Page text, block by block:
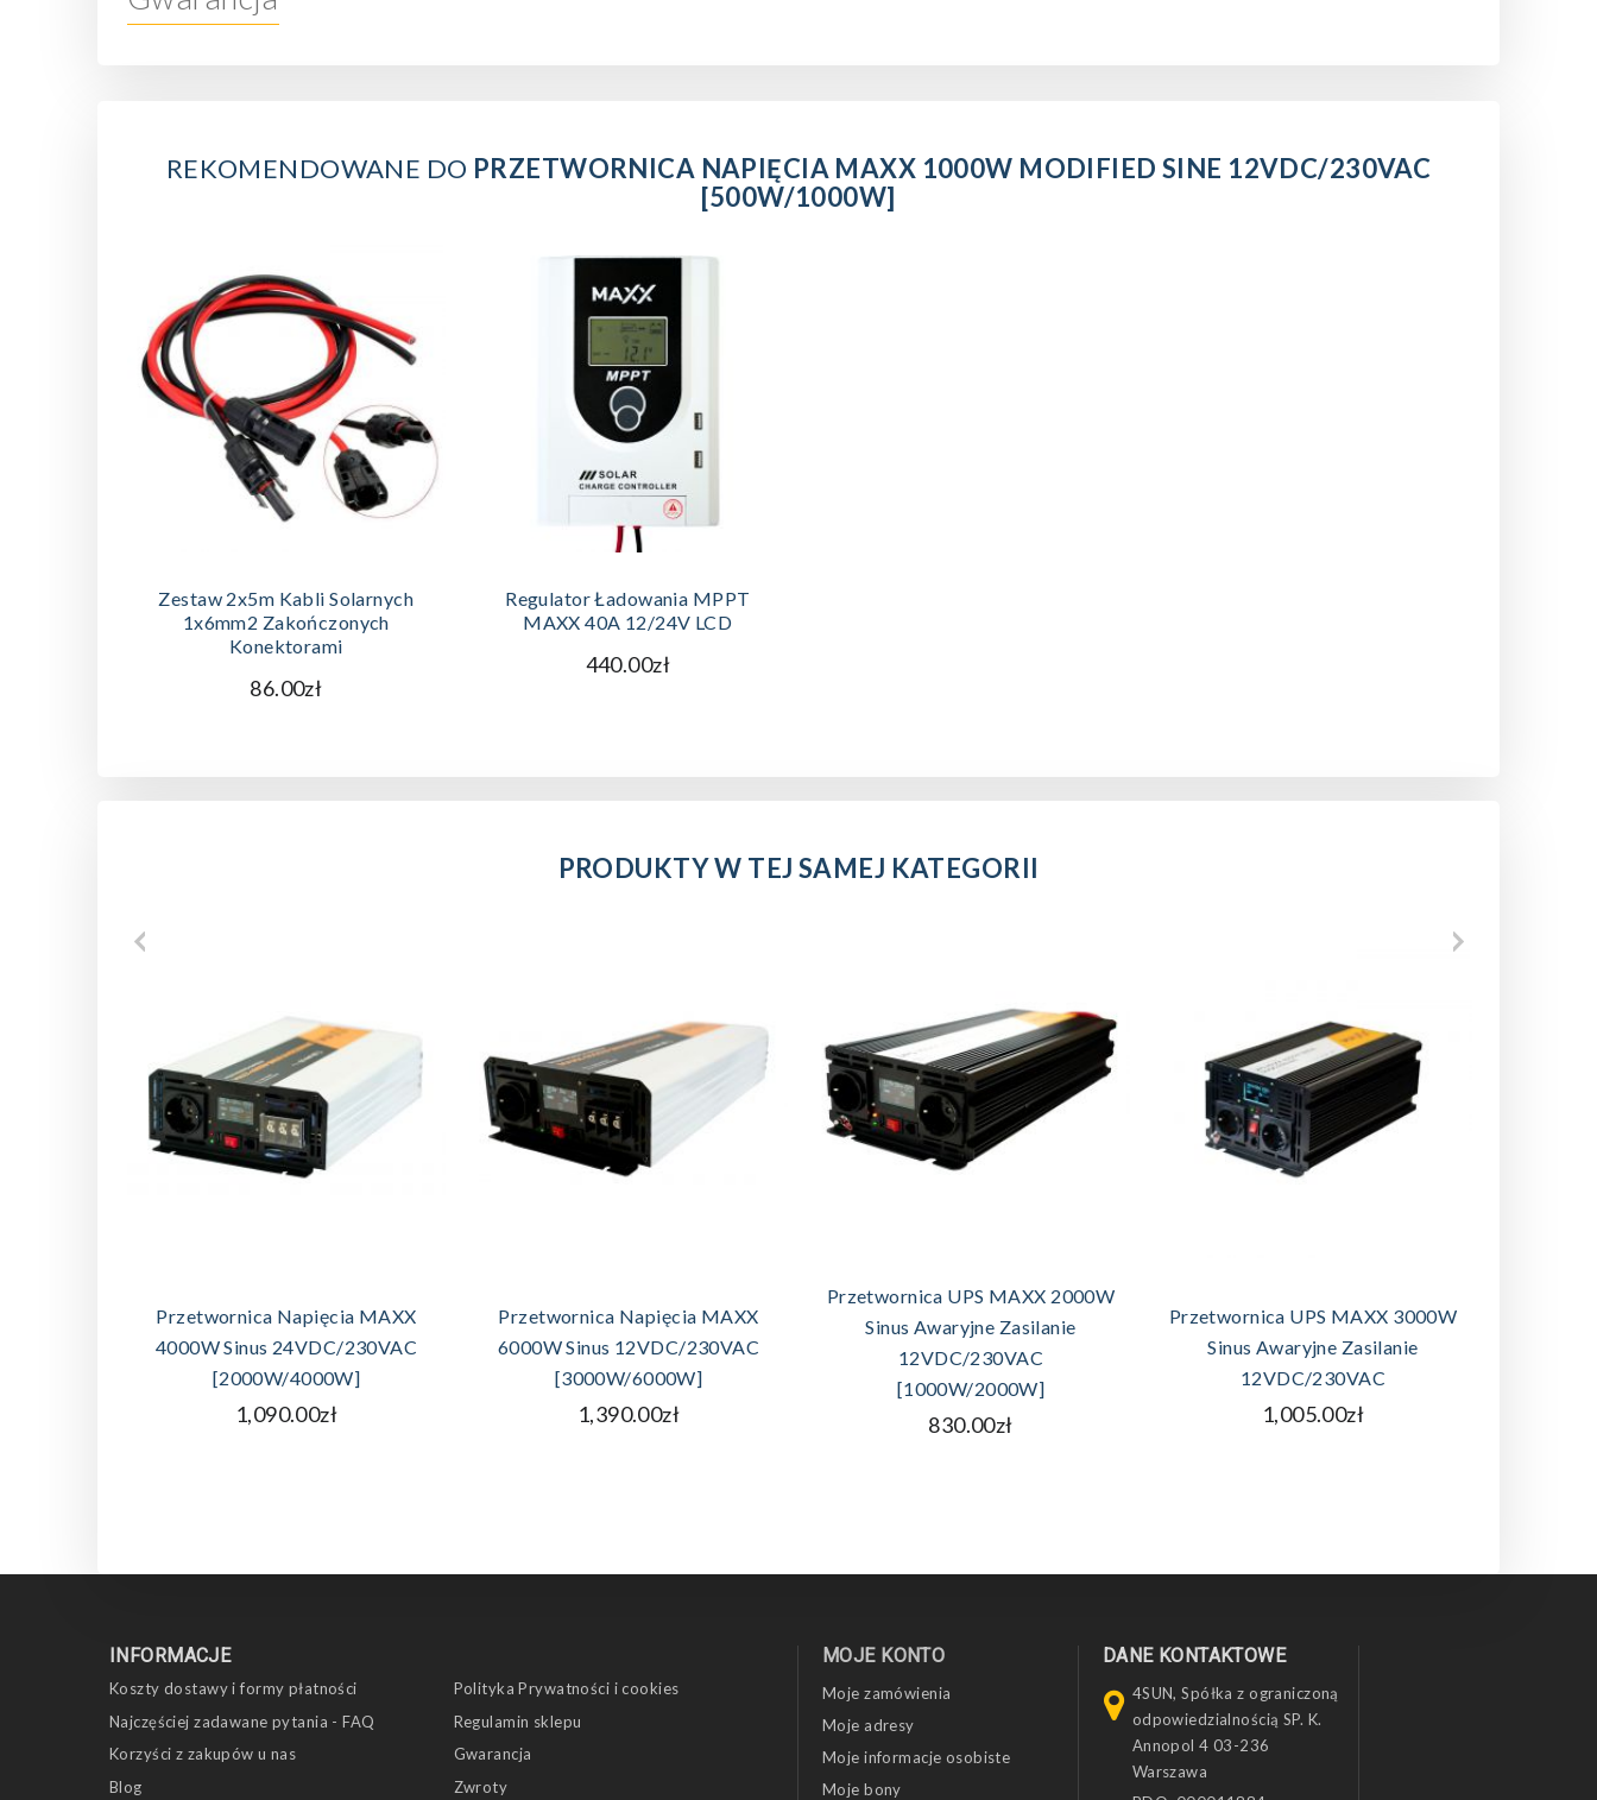
REKOMENDOWANE DO PRZETWORNICA NAPIĘCIA MAXX 1000W MODIFIED SINE 12VDC/230VAC
[500W/1000W]
Zestaw 2x5m Kabli Solarnych
1x6mm2 Zakończonych
Konektorami
86.00zł
Regulator Ładowania MPPT
MAXX 40A 12/24V LCD
440.00zł
PRODUKTY W TEJ SAMEJ KATEGORII
Przetwornica Napięcia MAXX
4000W Sinus 24VDC/230VAC
[2000W/4000W]
1,090.00zł
Przetwornica Napięcia MAXX
6000W Sinus 12VDC/230VAC
[3000W/6000W]
1,390.00zł
Przetwornica UPS MAXX 2000W
Sinus Awaryjne Zasilanie
12VDC/230VAC
[1000W/2000W]
830.00zł
Przetwornica UPS MAXX 3000W
Sinus Awaryjne Zasilanie
12VDC/230VAC
1,005.00zł
INFORMACJE
Koszty dostawy i formy płatności
Najczęściej zadawane pytania - FAQ
Korzyści z zakupów u nas
Blog
Polityka Prywatności i cookies
Regulamin sklepu
Gwarancja
Zwroty
MOJE KONTO
Moje zamówienia
Moje adresy
Moje informacje osobiste
Moje bony
DANE KONTAKTOWE
4SUN, Spółka z ograniczoną
odpowiedzialnością SP. K.
Annopol 4 03-236
Warszawa